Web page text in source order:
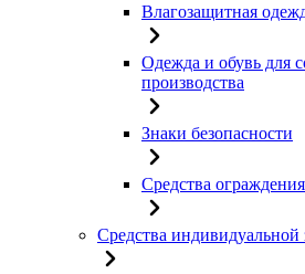
Влагозащитная
Одежда и обувь для
производства
Знаки безопасности
Средства
Средства